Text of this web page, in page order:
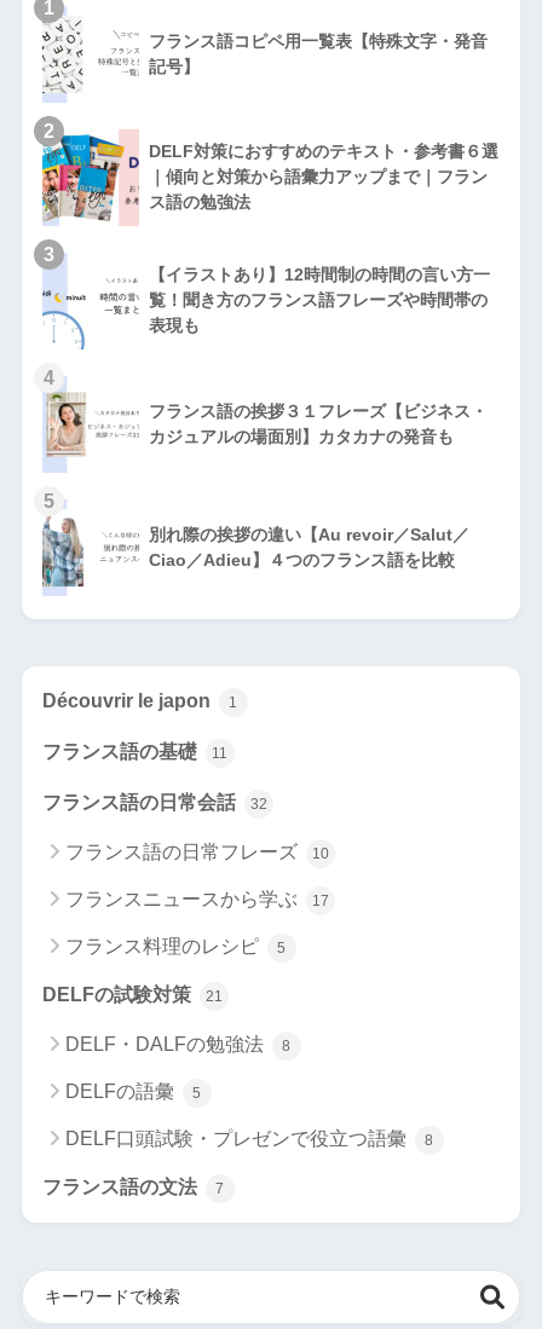
1
フランス語コピペ用一覧表【特殊文字・発音
記号】
2
DELF対策におすすめのテキスト・参考書６選
｜傾向と対策から語彙力アップまで｜フラン
ス語の勉強法
3
【イラストあり】12時間制の時間の言い方一
覧！聞き方のフランス語フレーズや時間帯の
表現も
4
フランス語の挨拶３１フレーズ【ビジネス・
カジュアルの場面別】カタカナの発音も
5
別れ際の挨拶の違い【Au revoir／Salut／
Ciao／Adieu】４つのフランス語を比較
Découvrir le japon 1
フランス語の基礎 11
フランス語の日常会話 32
フランス語の日常フレーズ 10
フランスニュースから学ぶ 17
フランス料理のレシピ 5
DELFの試験対策 21
DELF・DALFの勉強法 8
DELFの語彙 5
DELF口頭試験・プレゼンで役立つ語彙 8
フランス語の文法 7